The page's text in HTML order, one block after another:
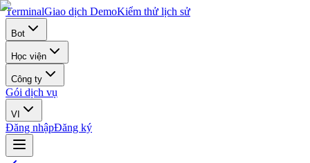
TerminalGiao dịch DemoKiểm thử lịch sử
Bot
Học viện
Công ty
Gói dịch vụ
VI
Đăng nhậpĐăng ký